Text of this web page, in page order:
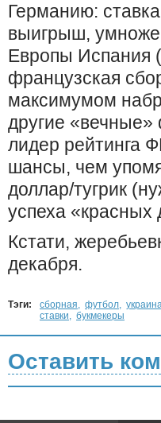
Германию:
выигрыш,
Европы Испания
французская
максимумом
другие
лидер рейтинга
шансы, чем
доллар/тугрик
успеха «красных
Кстати,
декабря.
Тэги: сборная, футбол,
ставки, букмекеры
Оставить